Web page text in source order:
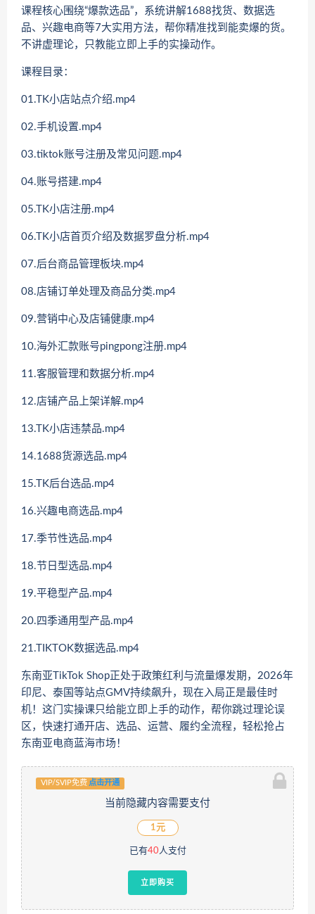
课程核心围绕“爆款选品”，系统讲解1688找货、数据选
品、兴趣电商等7大实用方法，帮你精准找到能卖爆的货。
不讲虚理论，只教能立即上手的实操动作。
课程目录：
01.TK小店站点介绍.mp4
02.手机设置.mp4
03.tiktok账号注册及常见问题.mp4
04.账号搭建.mp4
05.TK小店注册.mp4
06.TK小店首页介绍及数据罗盘分析.mp4
07.后台商品管理板块.mp4
08.店铺订单处理及商品分类.mp4
09.营销中心及店铺健康.mp4
10.海外汇款账号pingpong注册.mp4
11.客服管理和数据分析.mp4
12.店铺产品上架详解.mp4
13.TK小店违禁品.mp4
14.1688货源选品.mp4
15.TK后台选品.mp4
16.兴趣电商选品.mp4
17.季节性选品.mp4
18.节日型选品.mp4
19.平稳型产品.mp4
20.四季通用型产品.mp4
21.TIKTOK数据选品.mp4
东南亚TikTok Shop正处于政策红利与流量爆发期，2026年
印尼、泰国等站点GMV持续飙升，现在入局正是最佳时
机！这门实操课只给能立即上手的动作，帮你跳过理论误
区，快速打通开店、选品、运营、履约全流程，轻松抢占
东南亚电商蓝海市场！
VIP/SVIP免费 点击开通
当前隐藏内容需要支付
1元
已有40人支付
立即购买